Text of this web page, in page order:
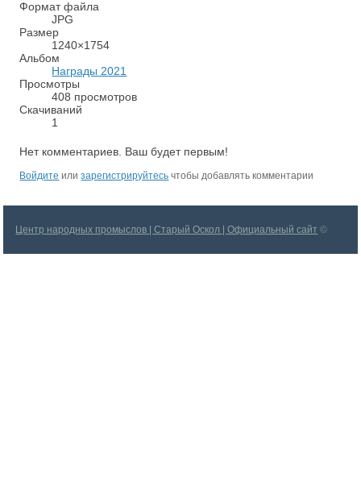
Формат файла
JPG
Размер
1240×1754
Альбом
Награды 2021
Просмотры
408 просмотров
Скачиваний
1
Нет комментариев. Ваш будет первым!
Войдите илизарегистрируйтесь чтобы добавлять комментарии
Центр народных промыслов | Старый Оскол | Официальный сайт ©